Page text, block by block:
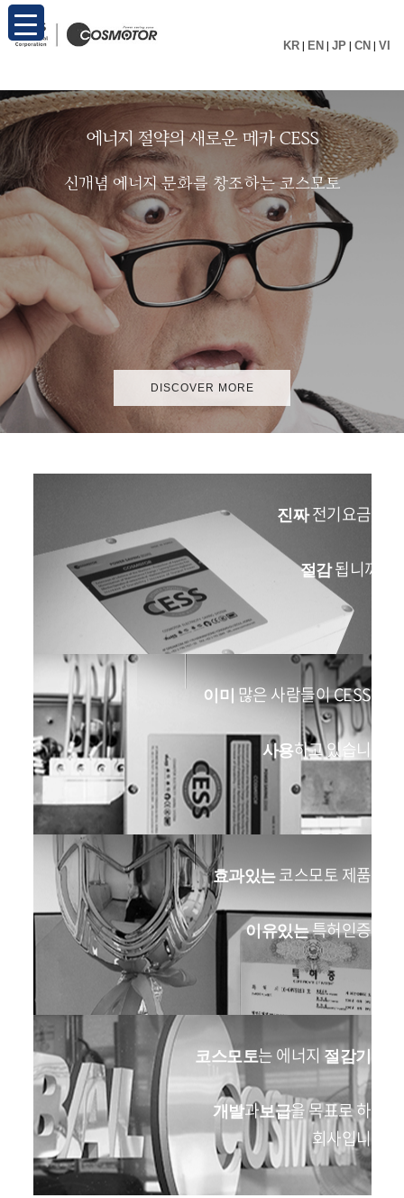
KR | EN | JP | CN | VI
에너지 절약의 새로운 메카 CESS
신개념 에너지 문화를 창조하는 코스모토
DISCOVER MORE
진짜전기요금이
절감됩니까?
이미 많은 사람들이 CESS를
사용하고 있습니다
효과있는코스모토 제품의
이유있는특허인증들
코스모토는 에너지 절감기
개발과보급을 목표로 하는
회사입니다